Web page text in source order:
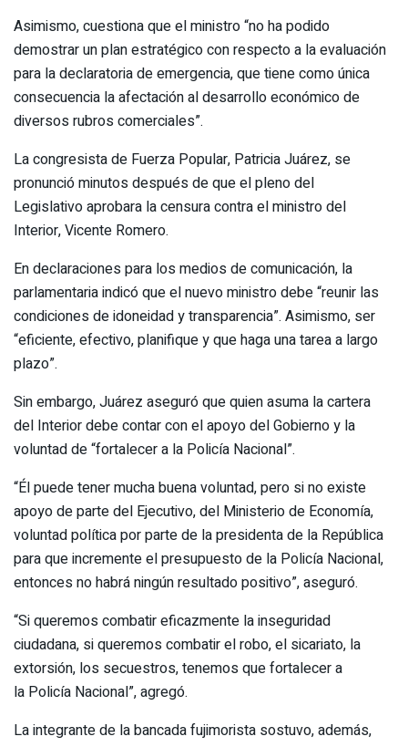
Asimismo, cuestiona que el ministro “no ha podido
demostrar un plan estratégico con respecto a la evaluación
para la declaratoria de emergencia, que tiene como única
consecuencia la afectación al desarrollo económico de
diversos rubros comerciales”.
La congresista de Fuerza Popular, Patricia Juárez, se
pronunció minutos después de que el pleno del
Legislativo aprobara la censura contra el ministro del
Interior, Vicente Romero.
En declaraciones para los medios de comunicación, la
parlamentaria indicó que el nuevo ministro debe “reunir las
condiciones de idoneidad y transparencia”. Asimismo, ser
“eficiente, efectivo, planifique y que haga una tarea a largo
plazo”.
Sin embargo, Juárez aseguró que quien asuma la cartera
del Interior debe contar con el apoyo del Gobierno y la
voluntad de “fortalecer a la Policía Nacional”.
“Él puede tener mucha buena voluntad, pero si no existe
apoyo de parte del Ejecutivo, del Ministerio de Economía,
voluntad política por parte de la presidenta de la República
para que incremente el presupuesto de la Policía Nacional,
entonces no habrá ningún resultado positivo”, aseguró.
“Si queremos combatir eficazmente la inseguridad
ciudadana, si queremos combatir el robo, el sicariato, la
extorsión, los secuestros, tenemos que fortalecer a
la Policía Nacional”, agregó.
La integrante de la bancada fujimorista sostuvo, además,